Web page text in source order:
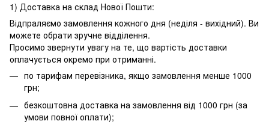
1) Доставка на склад Нової Пошти:
Відпраляємо замовлення кожного дня (неділя - вихідний). Ви
можете обрати зручне відділення.
Просимо звернути увагу на те, що вартість доставки
оплачується окремо при отриманні.
по тарифам перевізника, якщо замовлення менше 1000
грн;
безкоштовна доставка на замовлення від 1000 грн (за
умови повної оплати);